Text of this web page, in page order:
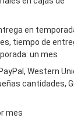
en
tiempo de
un mes
Western
cantidades,
mes